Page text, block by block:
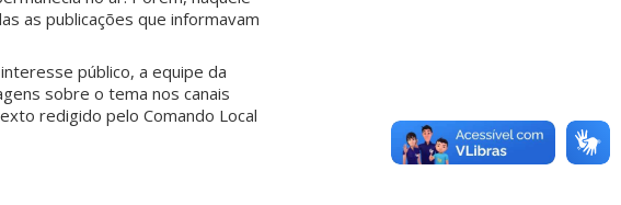
as publicações que informavam
público, a equipe da
sobre o tema nos canais
redigido pelo Comando Local